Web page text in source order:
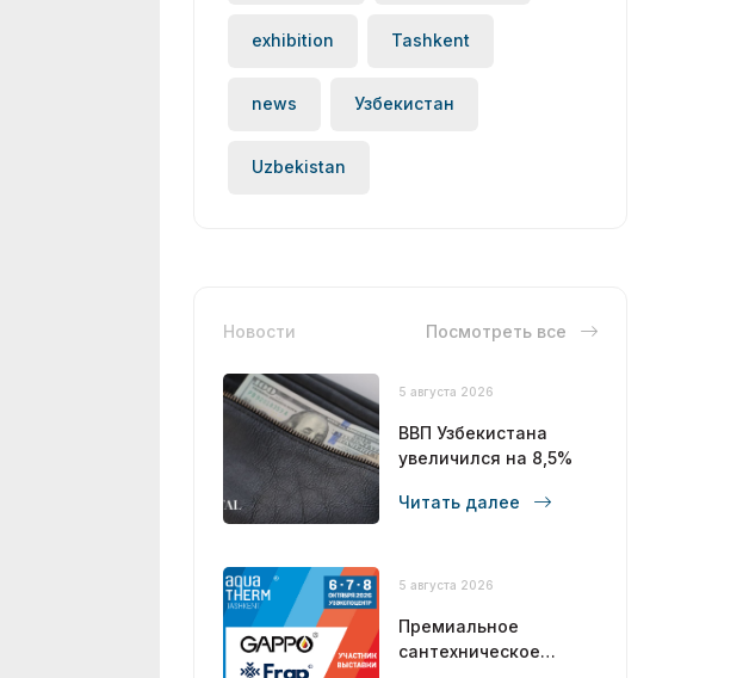
exhibition Tashkent
news Узбекистан
Uzbekistan
Новости Посмотреть все
5 августа 2026
ВВП Узбекистана
увеличился на 8,5%
Читать далее
5 августа 2026
Премиальное
сантехническое